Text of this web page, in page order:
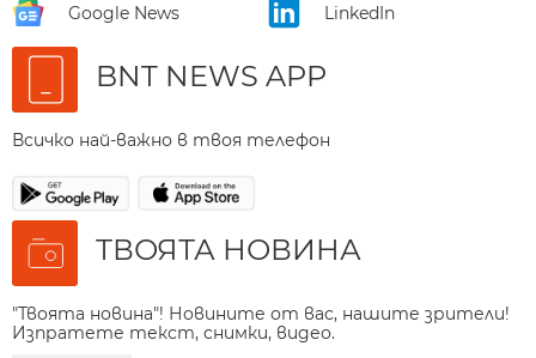
Google News LinkedIn
BNT NEWS APP
Всичко най-важно в твоя телефон
ТВОЯТА НОВИНА
"Твоята новина"! Новините от вас, нашите зрители!
Изпратете текст, снимки, видео.